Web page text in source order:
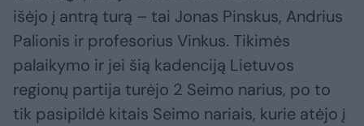
išėjo į antrą turą – tai Jonas Pinskus, Andrius
Palionis ir profesorius Vinkus. Tikimės
palaikymo ir jei šią kadenciją Lietuvos
regionų partija turėjo 2 Seimo narius, po to
tik pasipildė kitais Seimo nariais, kurie atėjo į